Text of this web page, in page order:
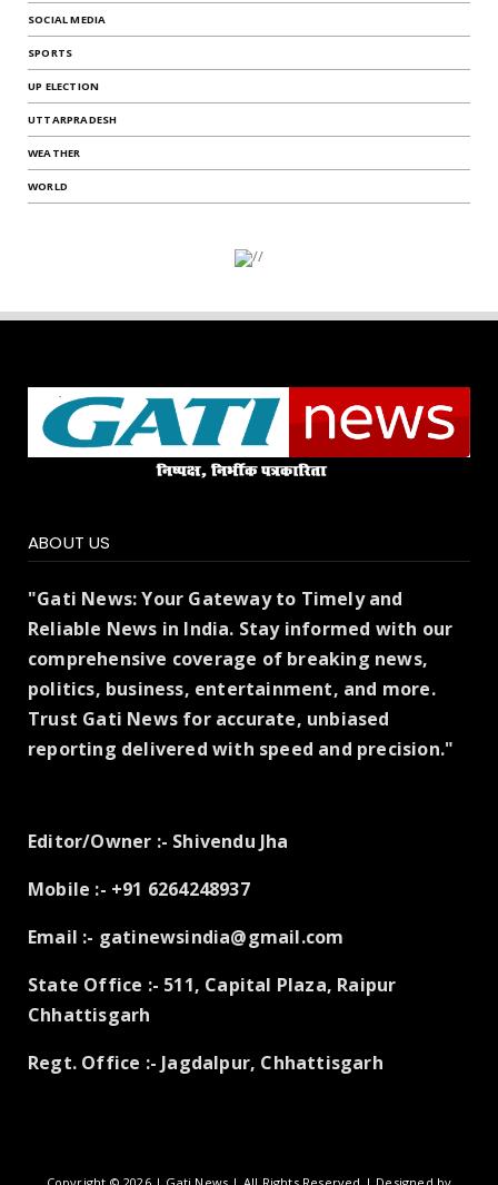
SOCIAL MEDIA
SPORTS
UP ELECTION
UTTARPRADESH
WEATHER
WORLD
ABOUT US
"Gati News: Your Gateway to Timely and
Reliable News in India. Stay informed with our
comprehensive coverage of breaking news,
politics, business, entertainment, and more.
Trust Gati News for accurate, unbiased
reporting delivered with speed and precision."
Editor/Owner :- Shivendu Jha
Mobile :- +91 6264248937
Email :- gatinewsindia@gmail.com
State Office :- 511, Capital Plaza, Raipur
Chhattisgarh
Regt. Office :- Jagdalpur, Chhattisgarh